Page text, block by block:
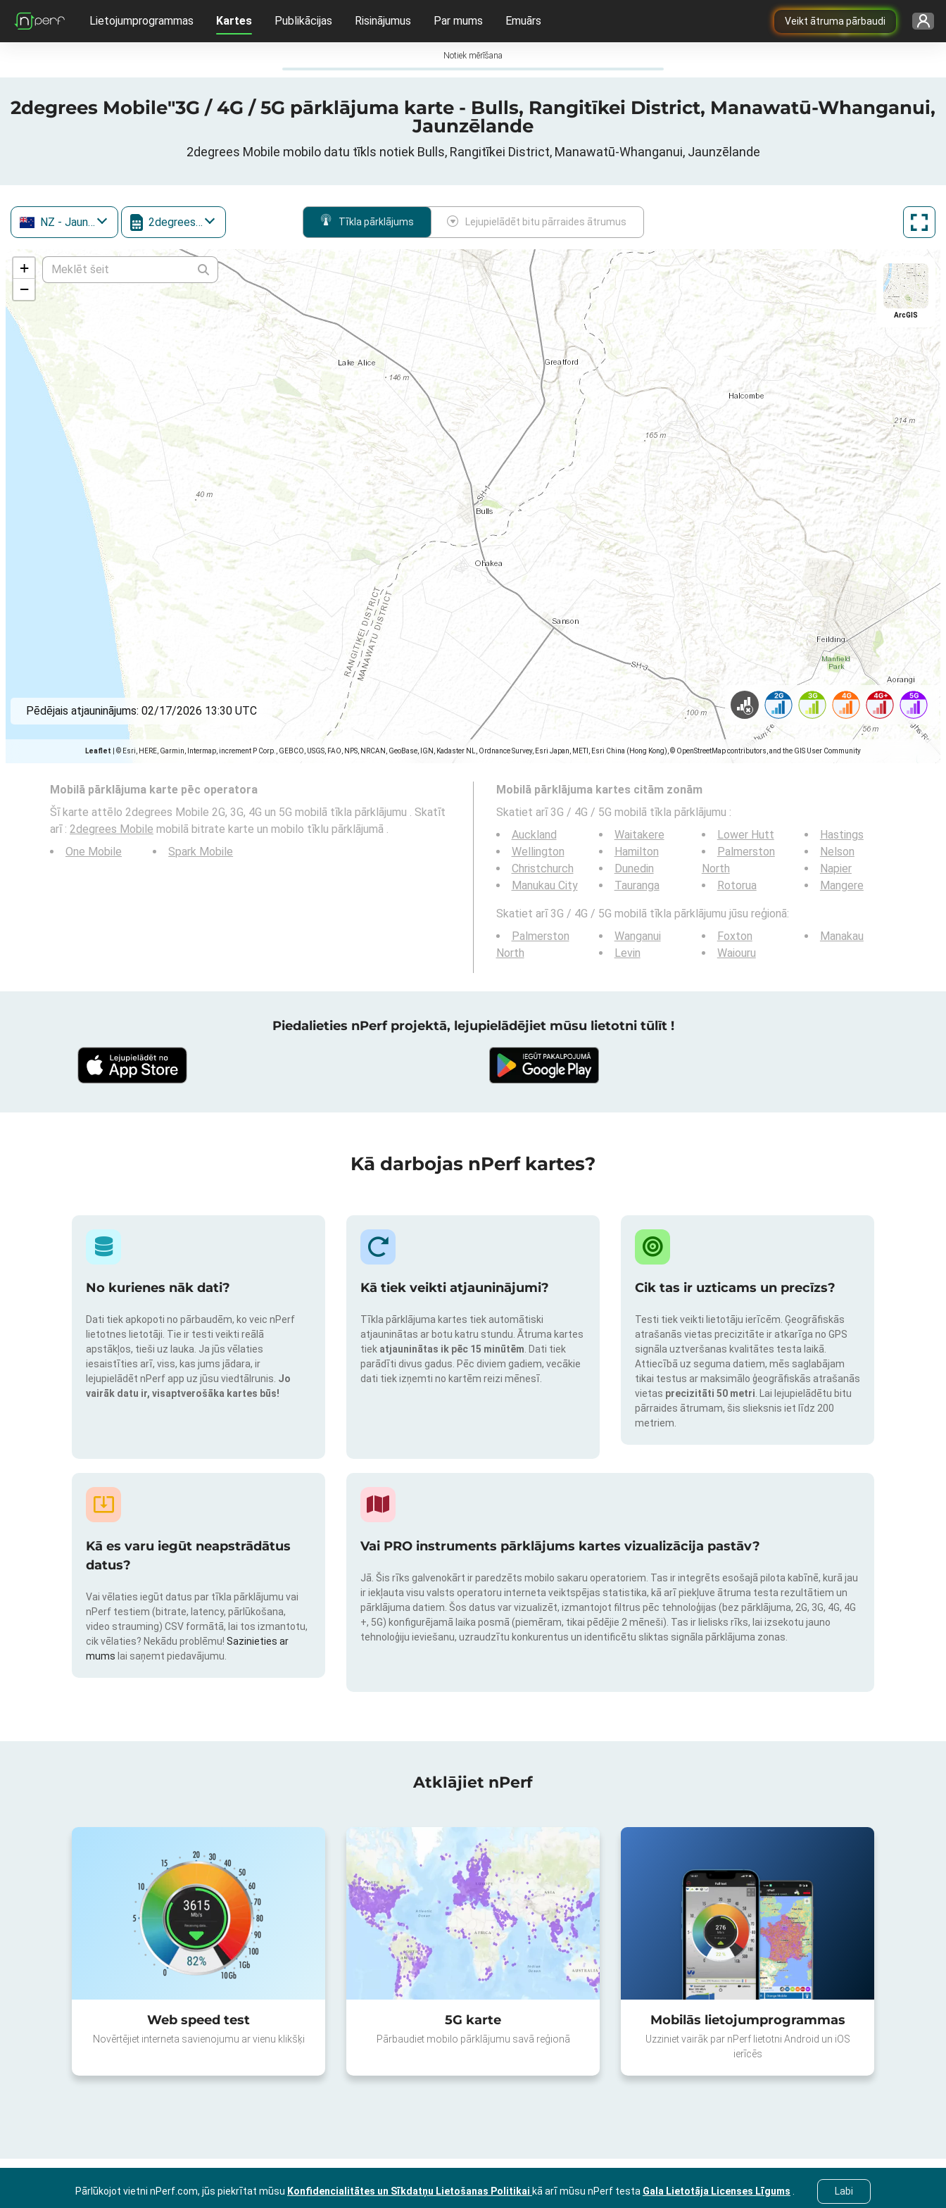
Veikt ātruma pārbaudi
Lietojumprogrammas Kartes Publikācijas Risinājumus Par mums Emuārs
Notiek mērīšana
2degrees Mobile"3G / 4G / 5G pārklājuma karte - Bulls, Rangitīkei District, Manawatū-Whanganui,
Jaunzēlande
2degrees Mobile mobilo datu tīkls notiek Bulls, Rangitīkei District, Manawatū-Whanganui, Jaunzēlande
NZ - Jaunzēlande 2degrees Mobile Tīkla pārklājums Lejupielādēt bitu pārraides ātrumus
+
−
Leaflet © Esri, HERE, Garmin, Intermap, increment P Corp., GEBCO, USGS, FAO, NPS, NRCAN, GeoBase, IGN, Kadaster NL, Ordnance Survey, Esri Japan, METI, Esri China (Hong Kong), © OpenStreetMap contributors, and the GIS User Community
ArcGIS
Pēdējais atjauninājums: 02/17/2026 13:30 UTC
Mobilā pārklājuma karte pēc operatora
Šī karte attēlo 2degrees Mobile 2G, 3G, 4G un 5G mobilā tīkla pārklājumu . Skatīt
arī : 2degrees Mobile mobilā bitrate karte un mobilo tīklu pārklājumā .
One Mobile
Spark Mobile
Mobilā pārklājuma kartes citām zonām
Skatiet arī 3G / 4G / 5G mobilā tīkla pārklājumu :
Auckland
Wellington
Christchurch
Manukau City
Waitakere
Hamilton
Dunedin
Tauranga
Lower Hutt
Palmerston
North
Rotorua
Hastings
Nelson
Napier
Mangere
Skatiet arī 3G / 4G / 5G mobilā tīkla pārklājumu jūsu reģionā:
Palmerston
North
Wanganui
Levin
Foxton
Waiouru
Manakau
Piedalieties nPerf projektā, lejupielādējiet mūsu lietotni tūlīt !
Kā darbojas nPerf kartes?
No kurienes nāk dati?
Dati tiek apkopoti no pārbaudēm, ko veic nPerf
lietotnes lietotāji. Tie ir testi veikti reālā
apstākļos, tieši uz lauka. Ja jūs vēlaties
iesaistīties arī, viss, kas jums jādara, ir
lejupielādēt nPerf app uz jūsu viedtālrunis. Jo
vairāk datu ir, visaptverošāka kartes būs!
Kā tiek veikti atjauninājumi?
Tīkla pārklājuma kartes tiek automātiski
atjauninātas ar botu katru stundu. Ātruma kartes
tiek atjauninātas ik pēc 15 minūtēm . Dati tiek
parādīti divus gadus. Pēc diviem gadiem, vecākie
dati tiek izņemti no kartēm reizi mēnesī.
Cik tas ir uzticams un precīzs?
Testi tiek veikti lietotāju ierīcēm. Ģeogrāfiskās
atrašanās vietas precizitāte ir atkarīga no GPS
signāla uztveršanas kvalitātes testa laikā.
Attiecībā uz seguma datiem, mēs saglabājam
tikai testus ar maksimālo ģeogrāfiskās atrašanās
vietas precizitāti 50 metri . Lai lejupielādētu bitu
pārraides ātrumam, šis slieksnis iet līdz 200
metriem.
Kā es varu iegūt neapstrādātus
datus?
Vai vēlaties iegūt datus par tīkla pārklājumu vai
nPerf testiem (bitrate, latency, pārlūkošana,
video strauming) CSV formātā, lai tos izmantotu,
cik vēlaties? Nekādu problēmu! Sazinieties ar
mums lai saņemt piedavājumu.
Vai PRO instruments pārklājums kartes vizualizācija pastāv?
Jā. Šis rīks galvenokārt ir paredzēts mobilo sakaru operatoriem. Tas ir integrēts esošajā pilota kabīnē, kurā jau
ir iekļauta visu valsts operatoru interneta veiktspējas statistika, kā arī piekļuve ātruma testa rezultātiem un
pārklājuma datiem. Šos datus var vizualizēt, izmantojot filtrus pēc tehnoloģijas (bez pārklājuma, 2G, 3G, 4G, 4G
+, 5G) konfigurējamā laika posmā (piemēram, tikai pēdējie 2 mēneši). Tas ir lielisks rīks, lai izsekotu jauno
tehnoloģiju ieviešanu, uzraudzītu konkurentus un identificētu sliktas signāla pārklājuma zonas.
Atklājiet nPerf
Web speed test
Novērtējiet interneta savienojumu ar vienu klikšķi
5G karte
Pārbaudiet mobilo pārklājumu savā reģionā
Mobilās lietojumprogrammas
Uzziniet vairāk par nPerf lietotni Android un iOS
ierīcēs
Pārlūkojot vietni nPerf.com, jūs piekrītat mūsu Konfidencialitātes un Sīkdatņu Lietošanas Politikai kā arī mūsu nPerf testa Gala Lietotāja Licenses Līgums Labi